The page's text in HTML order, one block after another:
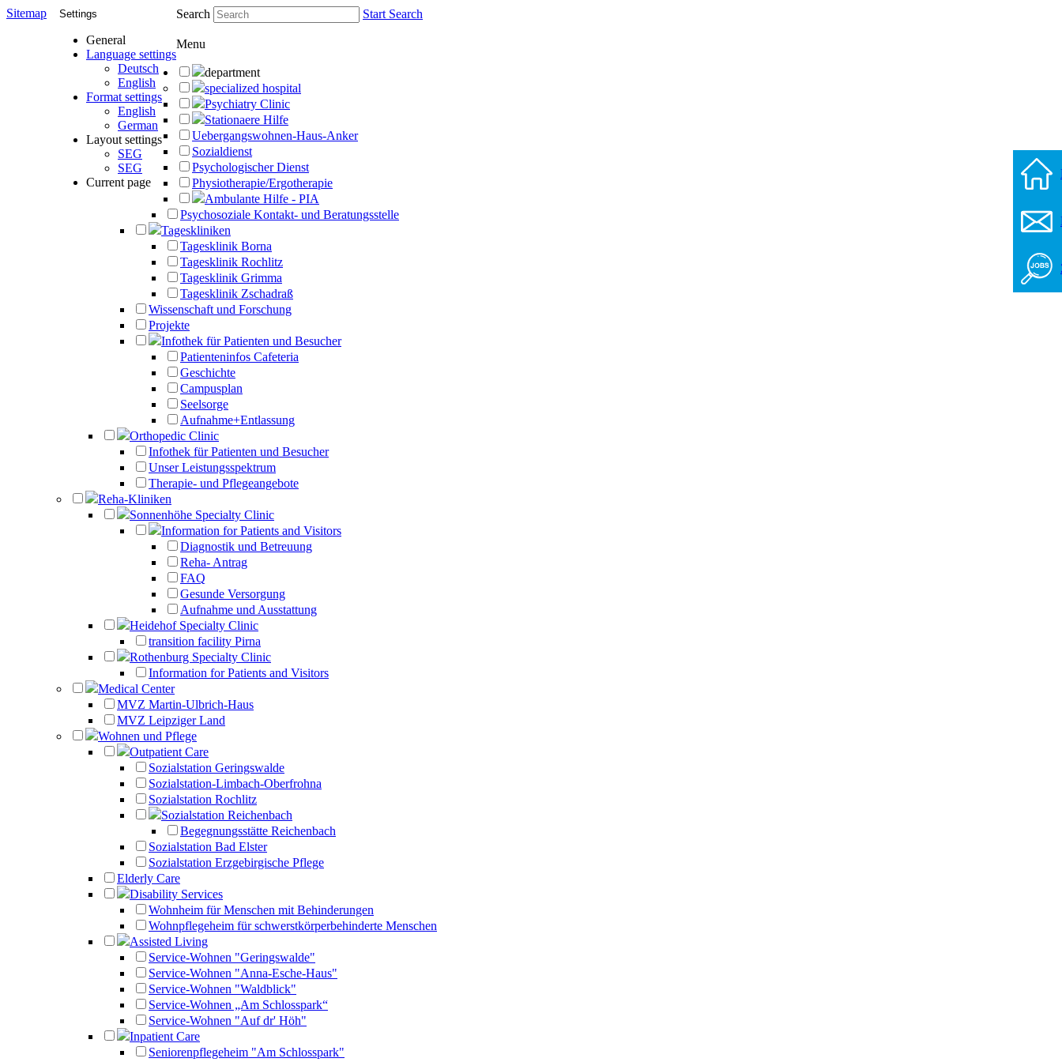
Sitemap Settings
General
Language settings
Deutsch
English
Format settings
English
German
Layout settings
SEG
SEG
Current page
Search Start Search
Menu
department
specialized hospital
Psychiatry Clinic
Stationaere Hilfe
Uebergangswohnen-Haus-Anker
Sozialdienst
Psychologischer Dienst
Physiotherapie/Ergotherapie
Ambulante Hilfe - PIA
Psychosoziale Kontakt- und Beratungsstelle
Tageskliniken
Tagesklinik Borna
Tagesklinik Rochlitz
Tagesklinik Grimma
Tagesklinik Zschadraß
Wissenschaft und Forschung
Projekte
Infothek für Patienten und Besucher
Patienteninfos Cafeteria
Geschichte
Campusplan
Seelsorge
Aufnahme+Entlassung
Orthopedic Clinic
Infothek für Patienten und Besucher
Unser Leistungsspektrum
Therapie- und Pflegeangebote
Reha-Kliniken
Sonnenhöhe Specialty Clinic
Information for Patients and Visitors
Diagnostik und Betreuung
Reha- Antrag
FAQ
Gesunde Versorgung
Aufnahme und Ausstattung
Heidehof Specialty Clinic
transition facility Pirna
Rothenburg Specialty Clinic
Information for Patients and Visitors
Medical Center
MVZ Martin-Ulbrich-Haus
MVZ Leipziger Land
Wohnen und Pflege
Outpatient Care
Sozialstation Geringswalde
Sozialstation-Limbach-Oberfrohna
Sozialstation Rochlitz
Sozialstation Reichenbach
Begegnungsstätte Reichenbach
Sozialstation Bad Elster
Sozialstation Erzgebirgische Pflege
Elderly Care
Disability Services
Wohnheim für Menschen mit Behinderungen
Wohnpflegeheim für schwerstkörperbehinderte Menschen
Assisted Living
Service-Wohnen "Geringswalde"
Service-Wohnen "Anna-Esche-Haus"
Service-Wohnen "Waldblick"
Service-Wohnen „Am Schlosspark“
Service-Wohnen "Auf dr' Höh"
Inpatient Care
Seniorenpflegeheim "Am Schlosspark"